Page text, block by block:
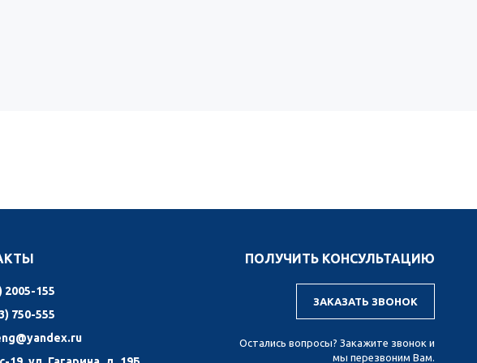
2005-155
750-555
ПОЛУЧИТЬ КОНСУЛЬТАЦИЮ
ЗАКАЗАТЬ ЗВОНОК
Остались вопросы? Закажите звонок и
мы перезвоним Вам.